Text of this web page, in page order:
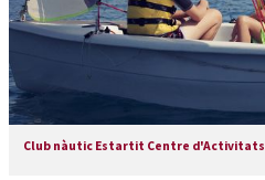
Club nàutic Estartit Centre d'Activitats